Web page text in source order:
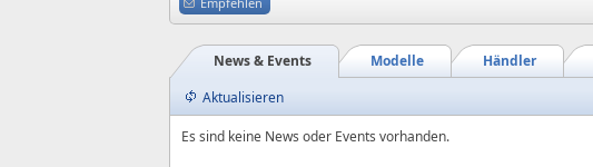
Händler
Modelle
News & Events
Aktualisieren
Es sind keine News oder Events vorhanden.